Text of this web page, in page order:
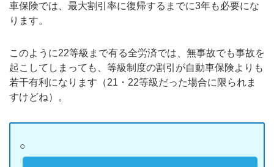
車保険では、最大割引率に復帰するまでに3年も必要にな
ります。
このように22等級まで有る全労済では、無事故でも事故を
起こしてしまっても、等級制度の割引が自動車保険よりも
若干有利になります（21・22等級だった場合に限られま
すけどね）。
○